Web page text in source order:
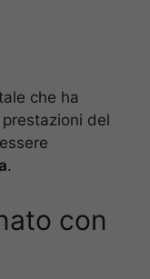
che ha
del
.
con